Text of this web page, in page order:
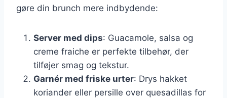
gøre din brunch mere indbydende:
Server med dips: Guacamole, salsa og
creme fraiche er perfekte tilbehør, der
tilføjer smag og tekstur.
Garnér med friske urter: Drys hakket
koriander eller persille over quesadillas for